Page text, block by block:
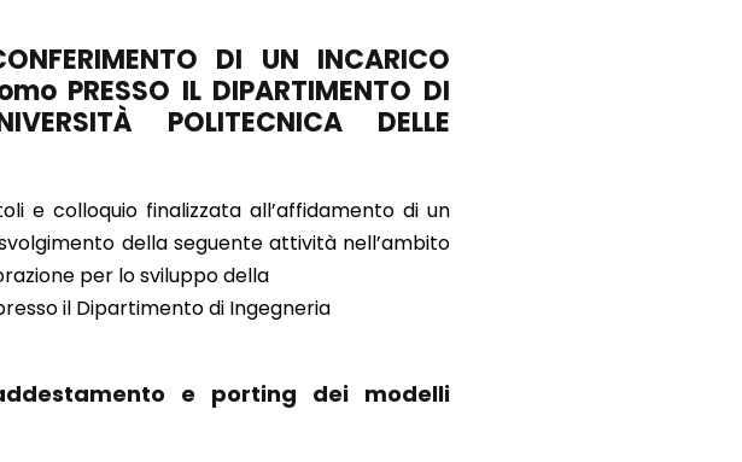
DI UN INCARICO
IL DIPARTIMENTO DI
POLITECNICA DELLE
e colloquio finalizzata all’affidamento di un
della seguente attività nell’ambito
per lo sviluppo della
il Dipartimento di Ingegneria
e porting dei modelli